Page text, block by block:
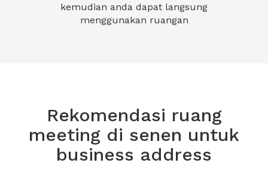
kemudian anda dapat langsung
menggunakan ruangan
Rekomendasi ruang
meeting di senen untuk
business address